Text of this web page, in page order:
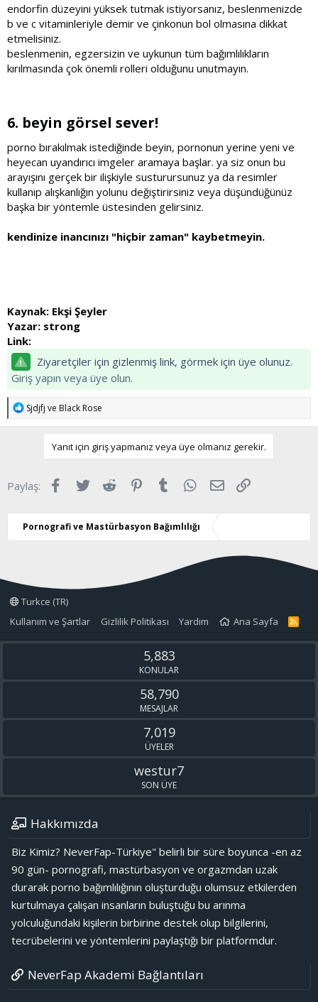
endorfin düzeyini yüksek tutmak istiyorsanız, beslenmenizde
b ve c vitaminleriyle demir ve çinkonun bol olmasına dikkat
etmelisiniz.
beslenmenin, egzersizin ve uykunun tüm bağımlılıkların
kırılmasında çok önemli rolleri olduğunu unutmayın.
6. beyin görsel sever!​
porno bırakılmak istediğinde beyin, pornonun yerine yeni ve
heyecan uyandırıcı imgeler aramaya başlar. ya siz onun bu
arayışını gerçek bir ilişkiyle susturursunuz ya da resimler
kullanıp alışkanlığın yolunu değiştirirsiniz veya düşündüğünüz
başka bir yöntemle üstesinden gelirsiniz.
kendinize inancınızı "hiçbir zaman" kaybetmeyin.
Kaynak: Ekşi Şeyler
Yazar: strong
Link:
Ziyaretçiler için gizlenmiş link, görmek için üye olunuz.
Giriş yapın veya üye olun.
T
p
r
Sjdjfj ve Black Rose
Yanıt için giriş yapmanız veya üye olmanız gerekir.
Paylaş: Facebook
Twitter Reddit Pinterest
Tumblr WhatsApp
E-posta
Pornografi ve Mastürbasyon Bağımlılığı
Turkce (TR)
Kullanım ve Şartlar
Gizlilik Politikası Yardım Ana Sayfa
R
S
5,883
KONULAR
58,790
MESAJLAR
7,019
ÜYELER
westur7
SON ÜYE
Hakkımızda
Biz Kimiz? NeverFap-Türkiye" belirli bir süre boyunca -en az
90 gün- pornografi, mastürbasyon ve orgazmdan uzak
durarak porno bağımlılığının oluşturduğu olumsuz etkilerden
kurtulmaya çalışan insanların buluştuğu bu arınma
yolculuğundaki kişilerin birbirine destek olup bilgilerini,
tecrübelerini ve yöntemlerini paylaştığı bir platformdur.
NeverFap Akademi Bağlantıları